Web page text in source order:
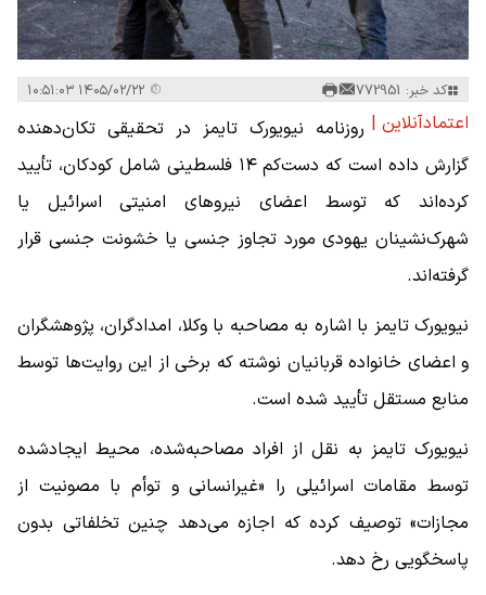
کد خبر: 772951
اعتمادآنلاین | روزنامه نیویورک تایمز در تحقیقی تکان‌دهنده
گزارش داده است که دست‌کم ۱۴ فلسطینی شامل کودکان، تأیید
کرده‌اند که توسط اعضای نیروهای امنیتی اسرائیل یا
شهرک‌نشینان یهودی مورد تجاوز جنسی یا خشونت جنسی قرار
گرفته‌اند.
نیویورک تایمز با اشاره به مصاحبه با وکلا، امدادگران، پژوهشگران
و اعضای خانواده قربانیان نوشته که برخی از این روایت‌ها توسط
منابع مستقل تأیید شده است.
نیویورک تایمز به نقل از افراد مصاحبه‌شده، محیط ایجادشده
توسط مقامات اسرائیلی را «غیرانسانی و توأم با مصونیت از
مجازات» توصیف کرده که اجازه می‌دهد چنین تخلفاتی بدون
پاسخگویی رخ دهد.